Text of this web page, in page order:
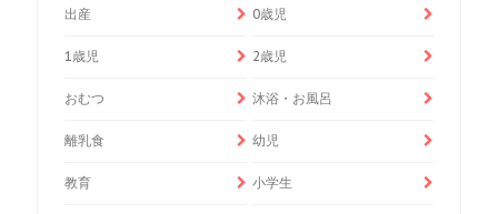
出産 0歳児
1歳児 2歳児
おむつ 沐浴・お風呂
離乳食 幼児
教育 小学生